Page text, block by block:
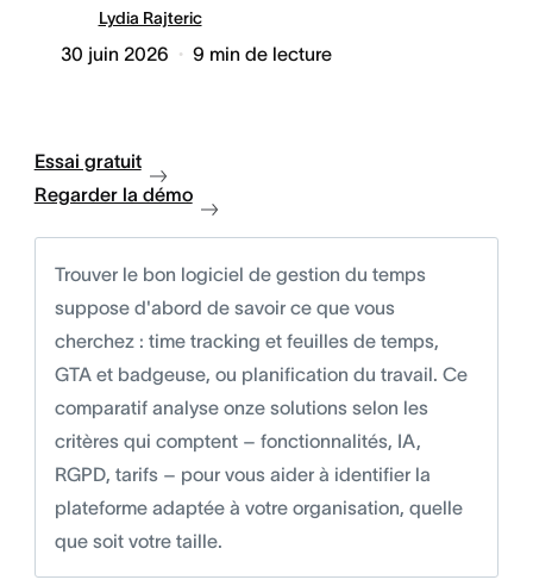
Lydia Rajteric
30 juin 2026 9 min de lecture
Essai gratuit
Regarder la démo
Trouver le bon logiciel de gestion du temps
suppose d'abord de savoir ce que vous
cherchez : time tracking et feuilles de temps,
GTA et badgeuse, ou planification du travail. Ce
comparatif analyse onze solutions selon les
critères qui comptent – fonctionnalités, IA,
RGPD, tarifs – pour vous aider à identifier la
plateforme adaptée à votre organisation, quelle
que soit votre taille.